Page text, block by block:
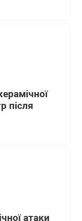
після
атаки